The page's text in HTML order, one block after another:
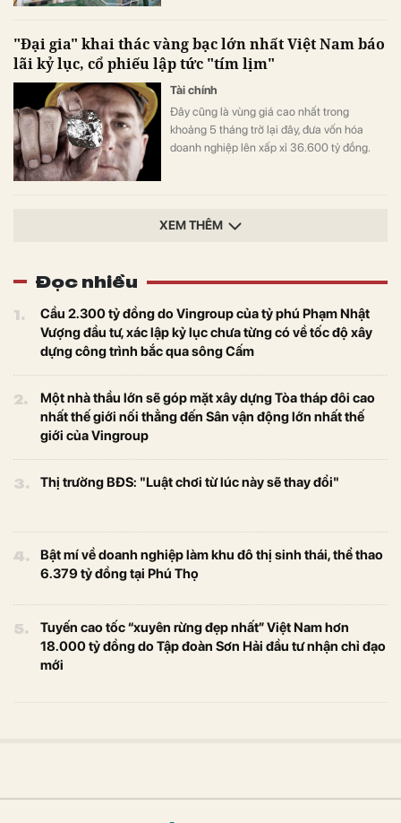
"Đại gia" khai thác vàng bạc lớn nhất Việt Nam báo
lãi kỷ lục, cổ phiếu lập tức "tím lịm"
Tài chính
Đây cũng là vùng giá cao nhất trong
khoảng 5 tháng trở lại đây, đưa vốn hóa
doanh nghiệp lên xấp xỉ 36.600 tỷ đồng.
XEM THÊM
Đọc nhiều
1.
Cầu 2.300 tỷ đồng do Vingroup của tỷ phú Phạm Nhật
Vượng đầu tư, xác lập kỷ lục chưa từng có về tốc độ xây
dựng công trình bắc qua sông Cấm
2.
Một nhà thầu lớn sẽ góp mặt xây dựng Tòa tháp đôi cao
nhất thế giới nối thẳng đến Sân vận động lớn nhất thế
giới của Vingroup
3. Thị trường BĐS: "Luật chơi từ lúc này sẽ thay đổi"
4.
Bật mí về doanh nghiệp làm khu đô thị sinh thái, thể thao
6.379 tỷ đồng tại Phú Thọ
5.
Tuyến cao tốc “xuyên rừng đẹp nhất” Việt Nam hơn
18.000 tỷ đồng do Tập đoàn Sơn Hải đầu tư nhận chỉ đạo
mới